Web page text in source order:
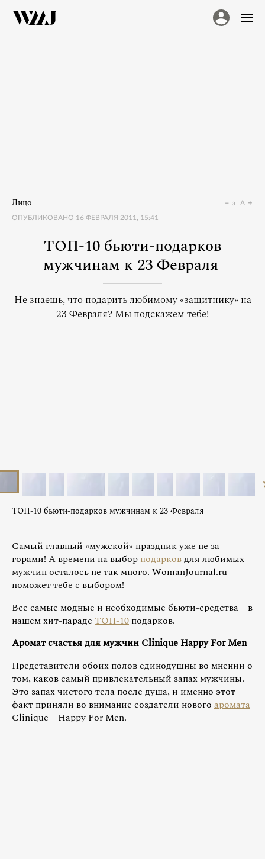
Лицо
ОПУБЛИКОВАНО 16 ФЕВРАЛЯ 2011, 15:41
a A
ТОП-10 бьюти-подарков
мужчинам к 23 Февраля
Не знаешь, что подарить любимому «защитнику» на
23 Февраля? Мы подскажем тебе!
ТОП-10 бьюти-подарков мужчинам к 23 Февраля
Самый главный «мужской» праздник уже не за
горами! А времени на выборподарковдля любимых
мужчин осталось не так много. WomanJournal.ru
поможет тебе с выбором!
Все самые модные и необходимые бьюти-средства – в
нашем хит-параде ТОП-10 подарков.
Аромат счастья для мужчин Clinique Happy For Men
Представители обоих полов единодушны во мнении о
том, каков самый привлекательный запах мужчины.
Это запах чистого тела после душа, и именно этот
факт приняли во внимание создатели нового аромата
Clinique – Happy For Men.